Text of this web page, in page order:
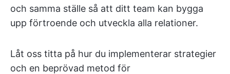
och samma ställe så att ditt team kan bygga
upp förtroende och utveckla alla relationer.
Låt oss titta på hur du implementerar strategier
och en beprövad metod för